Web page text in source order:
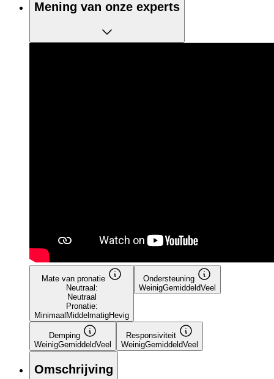
Mening van onze experts
Mate van pronatie
Neutraal:
Neutraal
Pronatie:
MinimaalMiddelmatigHevig
Ondersteuning
WeinigGemiddeldVeel
Demping
WeinigGemiddeldVeel
Responsiviteit
WeinigGemiddeldVeel
Omschrijving